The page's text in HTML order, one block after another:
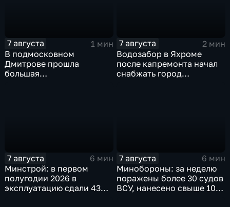
7 августа
1 мин
В подмосковном
Дмитрове прошла
большая
7 августа
2 мин
Водозабор в Яхроме
после капремонта начал
снабжать город
7 августа
6 мин
Минстрой: в первом
полугодии 2026 в
эксплуатацию сдали 43
7 августа
6 мин
Минобороны: за неделю
поражены более 30 судов
ВСУ, нанесено свыше 10